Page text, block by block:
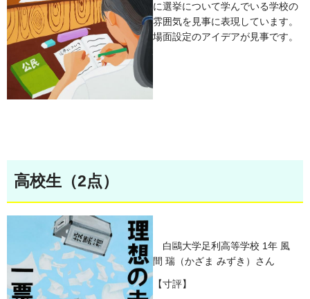
に選挙について学んでいる学校の
雰囲気を見事に表現しています。
場面設定のアイデアが見事です。
高校生（2点）
白鷗大学足利高等学校 1年 風
間 瑞（かざま みずき）さん
【寸評】